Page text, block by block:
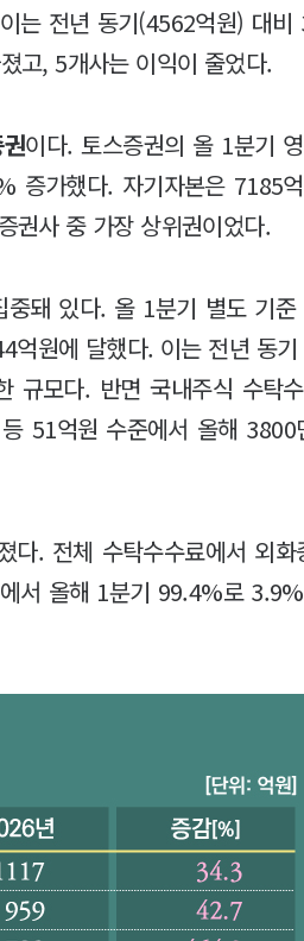
는 전년 동기(4562억원) 대
고, 5개사는 이익이 줄었다.
이다. 토스증권의 올 1분기
증가했다. 자기자본은 7185
권사 중 가장 상위권이었다.
돼 있다. 올 1분기 별도 기준
억원에 달했다. 이는 전년 동
규모다. 반면 국내주식 수탁
51억원 수준에서 올해 3800
다. 전체 수탁수수료에서 외화
서 올해 1분기 99.4%로